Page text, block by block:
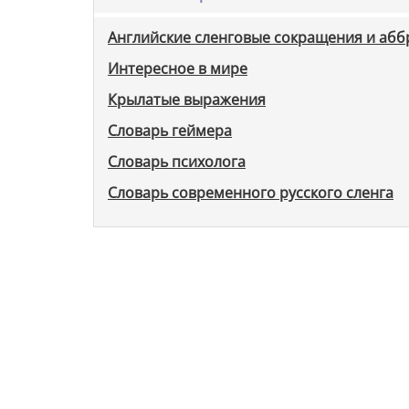
Английские сленговые сокращения и
Интересное в мире
Крылатые выражения
Словарь геймера
Словарь психолога
Словарь современного русского сленга